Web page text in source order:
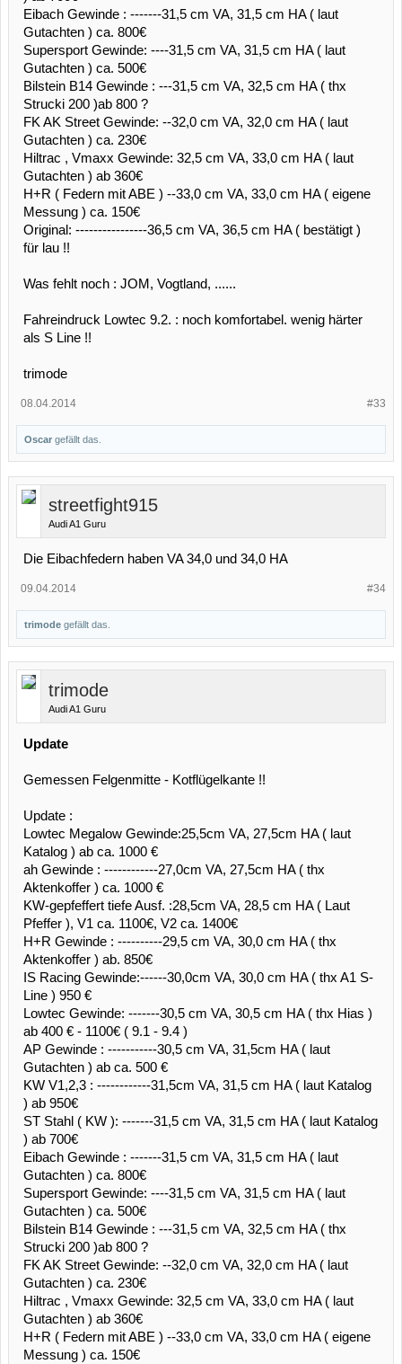
Eibach Gewinde : -------31,5 cm VA, 31,5 cm HA ( laut
Gutachten ) ca. 800€
Supersport Gewinde: ----31,5 cm VA, 31,5 cm HA ( laut
Gutachten ) ca. 500€
Bilstein B14 Gewinde : ---31,5 cm VA, 32,5 cm HA ( thx
Strucki 200 )ab 800 ?
FK AK Street Gewinde: --32,0 cm VA, 32,0 cm HA ( laut
Gutachten ) ca. 230€
Hiltrac , Vmaxx Gewinde: 32,5 cm VA, 33,0 cm HA ( laut
Gutachten ) ab 360€
H+R ( Federn mit ABE ) --33,0 cm VA, 33,0 cm HA ( eigene
Messung ) ca. 150€
Original: ----------------36,5 cm VA, 36,5 cm HA ( bestätigt )
für lau !!
Was fehlt noch : JOM, Vogtland, ......
Fahreindruck Lowtec 9.2. : noch komfortabel. wenig härter
als S Line !!
trimode
#33
08.04.2014
Oscar gefällt das.
streetfight915
Audi A1 Guru
Die Eibachfedern haben VA 34,0 und 34,0 HA
#34
09.04.2014
trimode gefällt das.
trimode
Audi A1 Guru
Update
Gemessen Felgenmitte - Kotflügelkante !!
Update :
Lowtec Megalow Gewinde:25,5cm VA, 27,5cm HA ( laut
Katalog ) ab ca. 1000 €
ah Gewinde : ------------27,0cm VA, 27,5cm HA ( thx
Aktenkoffer ) ca. 1000 €
KW-gepfeffert tiefe Ausf. :28,5cm VA, 28,5 cm HA ( Laut
Pfeffer ), V1 ca. 1100€, V2 ca. 1400€
H+R Gewinde : ----------29,5 cm VA, 30,0 cm HA ( thx
Aktenkoffer ) ab. 850€
IS Racing Gewinde:------30,0cm VA, 30,0 cm HA ( thx A1 S-
Line ) 950 €
Lowtec Gewinde: -------30,5 cm VA, 30,5 cm HA ( thx Hias )
ab 400 € - 1100€ ( 9.1 - 9.4 )
AP Gewinde : -----------30,5 cm VA, 31,5cm HA ( laut
Gutachten ) ab ca. 500 €
KW V1,2,3 : ------------31,5cm VA, 31,5 cm HA ( laut Katalog
) ab 950€
ST Stahl ( KW ): -------31,5 cm VA, 31,5 cm HA ( laut Katalog
) ab 700€
Eibach Gewinde : -------31,5 cm VA, 31,5 cm HA ( laut
Gutachten ) ca. 800€
Supersport Gewinde: ----31,5 cm VA, 31,5 cm HA ( laut
Gutachten ) ca. 500€
Bilstein B14 Gewinde : ---31,5 cm VA, 32,5 cm HA ( thx
Strucki 200 )ab 800 ?
FK AK Street Gewinde: --32,0 cm VA, 32,0 cm HA ( laut
Gutachten ) ca. 230€
Hiltrac , Vmaxx Gewinde: 32,5 cm VA, 33,0 cm HA ( laut
Gutachten ) ab 360€
H+R ( Federn mit ABE ) --33,0 cm VA, 33,0 cm HA ( eigene
Messung ) ca. 150€